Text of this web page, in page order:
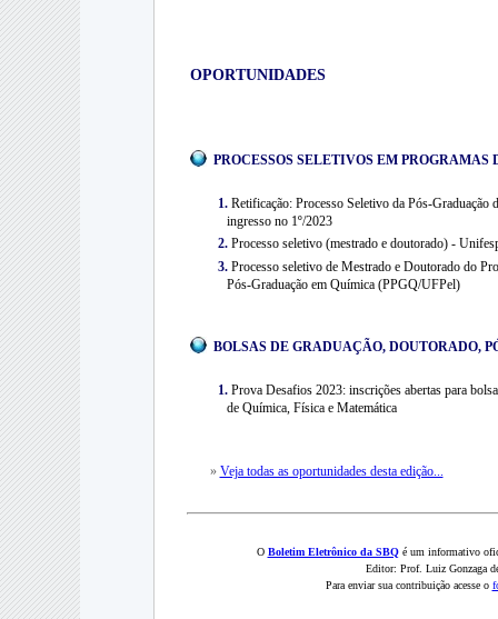
OPORTUNIDADES
PROCESSOS SELETIVOS EM PROGRAMAS
1. Retificação: Processo Seletivo da Pós-Graduação
ingresso no 1º/2023
2. Processo seletivo (mestrado e doutorado) -
3. Processo seletivo de Mestrado e Doutorado do
Pós-Graduação em Química (PPGQ/UFPel)
BOLSAS DE GRADUAÇÃO, DOUTORADO,
1. Prova Desafios 2023: inscrições abertas para
de Química, Física e Matemática
» Veja todas as oportunidades desta edição...
O Boletim Eletrônico da SBQé um informativo
Editor: Prof. Luiz Gonzaga
Para enviar sua contribuição acesse o